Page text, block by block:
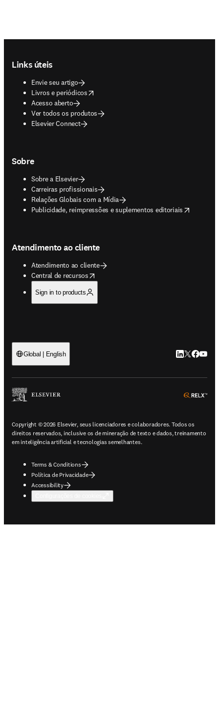
Links úteis
Envie seu artigo
Livros e periódicos
opens in new tab/window
Acesso aberto
Ver todos os produtos
Elsevier Connect
Sobre
Sobre a Elsevier
Carreiras profissionais
Relações Globais com a Mídia
Publicidade, reimpressões e suplementos editoriais
opens in new tab/window
Atendimento ao cliente
Atendimento ao cliente
Central de recursos
opens in new tab/window
Sign in to products
Global | English LinkedIn abre
Twitter
Copyright © 2026 Elsevier, seus licenciadores e colaboradores. Todos os
direitos reservados, inclusive os de mineração de texto e dados, treinamento
em inteligência artificial e tecnologias semelhantes.
Terms & Conditions
Política de Privacidade
Accessibility